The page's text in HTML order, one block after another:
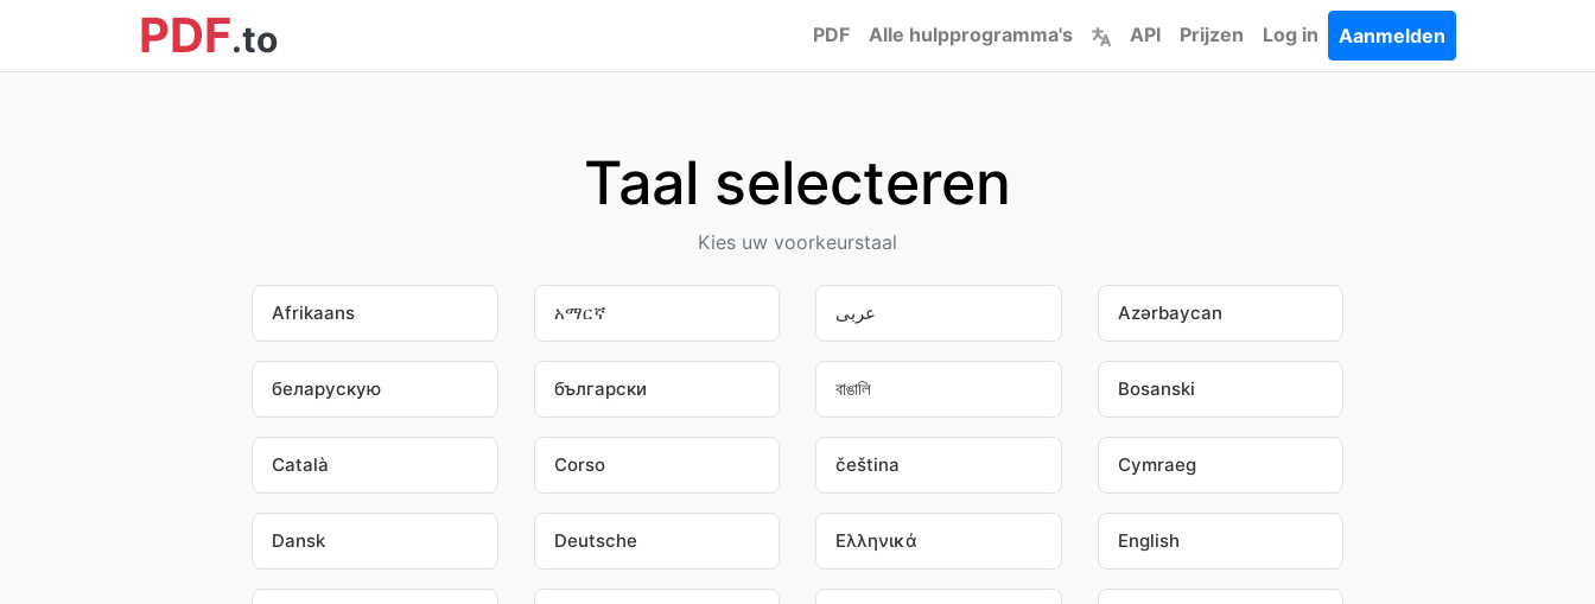
PDF.to PDF Alle hulpprogramma's API Prijzen Log in Aanmelden
Taal selecteren
Kies uw voorkeurstaal
Afrikaans አማርኛ عربى Azərbaycan
беларускую български বাঙালি Bosanski
Català Corso čeština Cymraeg
Dansk Deutsche Ελληνικά English